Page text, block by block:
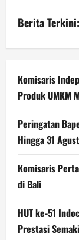
Berita Terkini:
Komisaris
Produk UMKM
Peringatan
Hingga 31
Komisaris
di Bali
HUT ke-51
Prestasi